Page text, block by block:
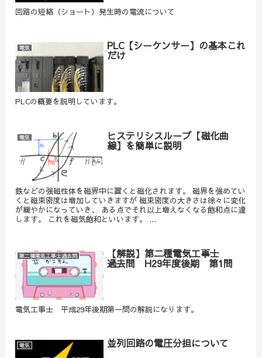
回路の短絡（ショート）発生時の電流について
電気 PLC【シーケンサー】の基本これ
だけ
PLCの概要を説明しています。
電気 ヒステリシスループ【磁化曲
線】を簡単に説明
鉄などの強磁性体を磁界中に置くと磁化されます。 磁界を強めてい
くと磁束密度は増加していきますが 磁束密度の大きさは徐々に変化
が緩やかになっていき、 ある点でそれ以上増えなくなる飽和点に達
します。 これを磁気飽和といいます。 ...
第二種電気工事士過去問 【解説】第二種電気工事士
過去問 H29年度後期 第1問
電気工事士 平成29年後期第一問の解説になります。
電気 並列回路の電圧分担について